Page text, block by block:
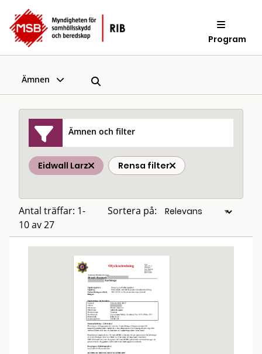
Program
Ämnen
Ämnen och filter
Eidwall Larz Rensa filter
Antal träffar: 1-
10 av 27
Sortera på: